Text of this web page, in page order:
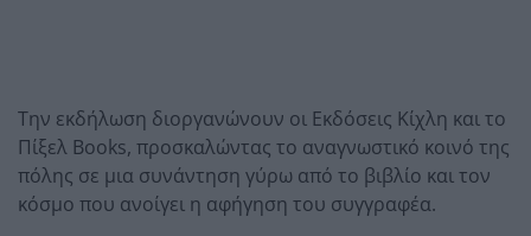
Την εκδήλωση διοργανώνουν οι Εκδόσεις Κίχλη και το
Πίξελ Books, προσκαλώντας το αναγνωστικό κοινό της
πόλης σε μια συνάντηση γύρω από το βιβλίο και τον
κόσμο που ανοίγει η αφήγηση του συγγραφέα.